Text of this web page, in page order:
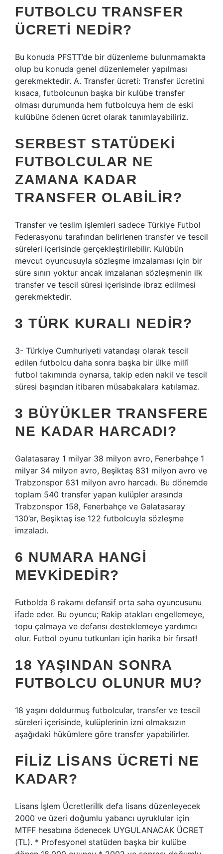
FUTBOLCU TRANSFER
ÜCRETI NEDIR?
Bu konuda PFSTT’de bir düzenleme bulunmamakta
olup bu konuda genel düzenlemeler yapılması
gerekmektedir. A. Transfer ücreti: Transfer ücretini
kısaca, futbolcunun başka bir kulübe transfer
olması durumunda hem futbolcuya hem de eski
kulübüne ödenen ücret olarak tanımlayabiliriz.
SERBEST STATÜDEKI
FUTBOLCULAR NE
ZAMANA KADAR
TRANSFER OLABILIR?
Transfer ve teslim işlemleri sadece Türkiye Futbol
Federasyonu tarafından belirlenen transfer ve tescil
süreleri içerisinde gerçekleştirilebilir. Kulübün
mevcut oyuncusuyla sözleşme imzalaması için bir
süre sınırı yoktur ancak imzalanan sözleşmenin ilk
transfer ve tescil süresi içerisinde ibraz edilmesi
gerekmektedir.
3 TÜRK KURALI NEDIR?
3- Türkiye Cumhuriyeti vatandaşı olarak tescil
edilen futbolcu daha sonra başka bir ülke millî
futbol takımında oynarsa, takip eden nakil ve tescil
süresi başından itibaren müsabakalara katılamaz.
3 BÜYÜKLER TRANSFERE
NE KADAR HARCADI?
Galatasaray 1 milyar 38 milyon avro, Fenerbahçe 1
milyar 34 milyon avro, Beşiktaş 831 milyon avro ve
Trabzonspor 631 milyon avro harcadı. Bu dönemde
toplam 540 transfer yapan kulüpler arasında
Trabzonspor 158, Fenerbahçe ve Galatasaray
130’ar, Beşiktaş ise 122 futbolcuyla sözleşme
imzaladı.
6 NUMARA HANGI
MEVKIDEDIR?
Futbolda 6 rakamı defansif orta saha oyuncusunu
ifade eder. Bu oyuncu; Rakip atakları engellemeye,
topu çalmaya ve defansı desteklemeye yardımcı
olur. Futbol oyunu tutkunları için harika bir fırsat!
18 YAŞINDAN SONRA
FUTBOLCU OLUNUR MU?
18 yaşını doldurmuş futbolcular, transfer ve tescil
süreleri içerisinde, kulüplerinin izni olmaksızın
aşağıdaki hükümlere göre transfer yapabilirler.
FILIZ LISANS ÜCRETI NE
KADAR?
Lisans İşlem Ücretleriİlk defa lisans düzenleyecek
2000 ve üzeri doğumlu yabancı uyruklular için
MTFF hesabına ödenecek UYGULANACAK ÜCRET
(TL). * Profesyonel statüden başka bir kulübe